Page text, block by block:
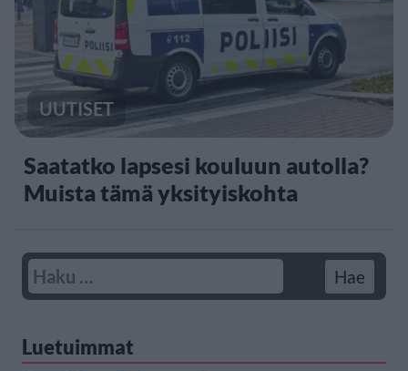
UUTISET
Saatatko lapsesi kouluun autolla?
Muista tämä yksityiskohta
Luetuimmat